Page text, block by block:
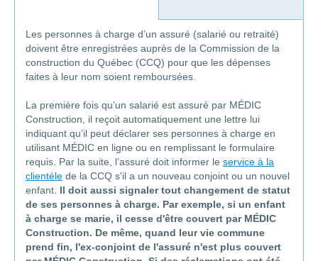
Les personnes à charge d’un assuré (salarié ou retraité)
doivent être enregistrées auprès de la Commission de la
construction du Québec (CCQ) pour que les dépenses
faites à leur nom soient remboursées.
La première fois qu’un salarié est assuré par MÉDIC
Construction, il reçoit automatiquement une lettre lui
indiquant qu’il peut déclarer ses personnes à charge en
utilisant MÉDIC en ligne ou en remplissant le formulaire
requis. Par la suite, l’assuré doit informer le service à la
clientèle de la CCQ s'il a un nouveau conjoint ou un nouvel
enfant. Il doit aussi signaler tout changement de statut
de ses personnes à charge. Par exemple, si un enfant
à charge se marie, il cesse d'être couvert par MÉDIC
Construction. De même, quand leur vie commune
prend fin, l'ex-conjoint de l'assuré n'est plus couvert